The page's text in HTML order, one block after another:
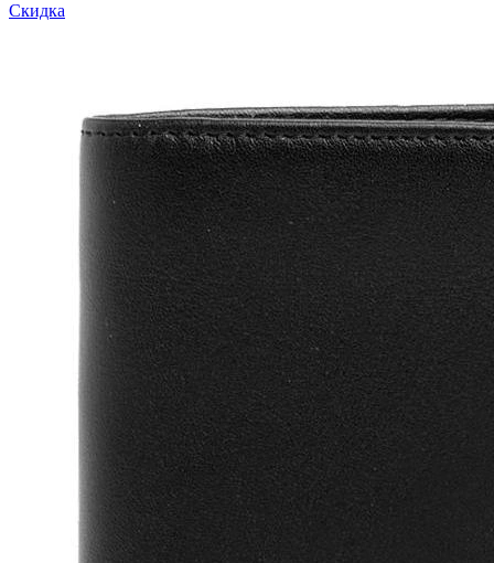
Скидка